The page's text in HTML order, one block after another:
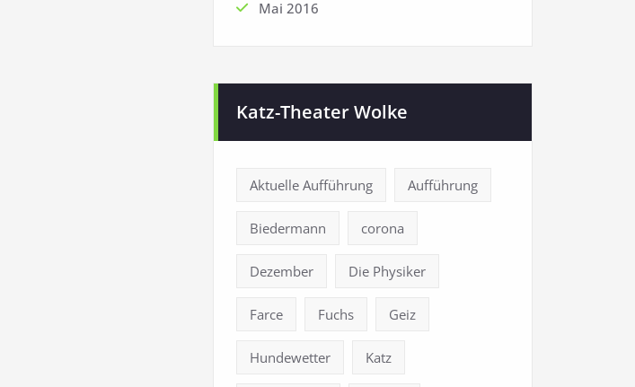
Mai 2016
Katz-Theater Wolke
Aktuelle Aufführung Aufführung
Biedermann corona
Dezember Die Physiker
Farce Fuchs Geiz
Hundewetter Katz